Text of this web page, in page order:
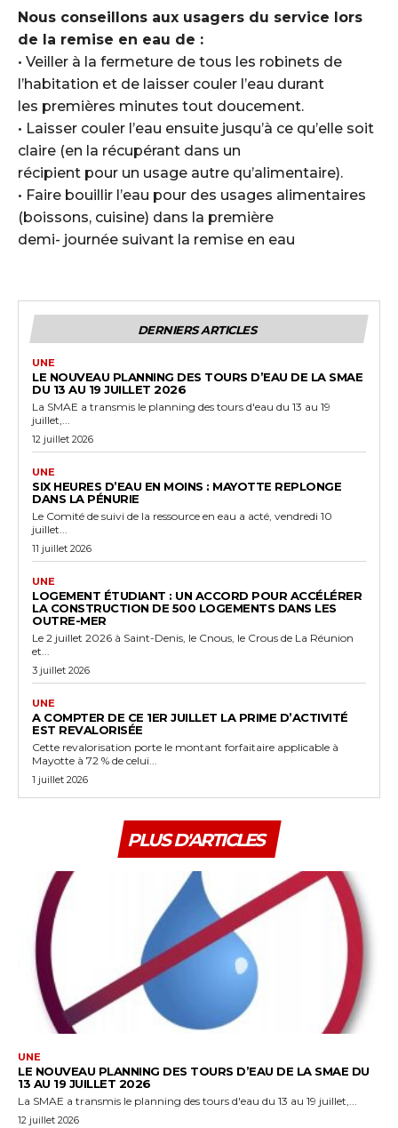
Nous conseillons aux usagers du service lors
de la remise en eau de :
• Veiller à la fermeture de tous les robinets de
l’habitation et de laisser couler l’eau durant
les premières minutes tout doucement.
• Laisser couler l’eau ensuite jusqu’à ce qu’elle soit
claire (en la récupérant dans un
récipient pour un usage autre qu’alimentaire).
• Faire bouillir l’eau pour des usages alimentaires
(boissons, cuisine) dans la première
demi- journée suivant la remise en eau
DERNIERS ARTICLES
UNE
LE NOUVEAU PLANNING DES TOURS D’EAU DE LA SMAE
DU 13 AU 19 JUILLET 2026
La SMAE a transmis le planning des tours d'eau du 13 au 19
juillet,...
12 juillet 2026
UNE
SIX HEURES D’EAU EN MOINS : MAYOTTE REPLONGE
DANS LA PÉNURIE
Le Comité de suivi de la ressource en eau a acté, vendredi 10
juillet...
11 juillet 2026
UNE
LOGEMENT ÉTUDIANT : UN ACCORD POUR ACCÉLÉRER
LA CONSTRUCTION DE 500 LOGEMENTS DANS LES
OUTRE-MER
Le 2 juillet 2026 à Saint-Denis, le Cnous, le Crous de La Réunion
et...
3 juillet 2026
UNE
A COMPTER DE CE 1ER JUILLET LA PRIME D’ACTIVITÉ
EST REVALORISÉE
Cette revalorisation porte le montant forfaitaire applicable à
Mayotte à 72 % de celui...
1 juillet 2026
PLUS D'ARTICLES
UNE
LE NOUVEAU PLANNING DES TOURS D’EAU DE LA SMAE DU
13 AU 19 JUILLET 2026
La SMAE a transmis le planning des tours d'eau du 13 au 19 juillet,...
12 juillet 2026